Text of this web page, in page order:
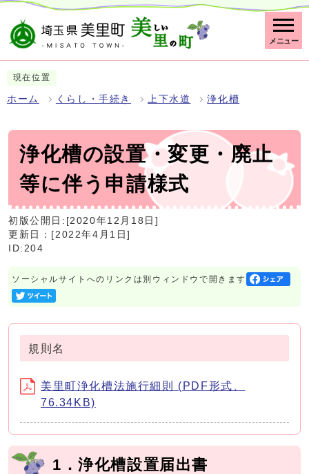
メニュー
現在位置
ホーム くらし・手続き 上下水道 浄化槽
浄化槽の設置・変更・廃止
等に伴う申請様式
初版公開日:[2020年12月18日]
更新日：[2022年4月1日]
ID:204
ソーシャルサイトへのリンクは別ウィンドウで開きます
規則名
美里町浄化槽法施行細則 (PDF形式、
76.34KB)
1．浄化槽設置届出書